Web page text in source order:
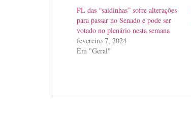
PL das “saidinhas” sofre alterações
para passar no Senado e pode ser
votado no plenário nesta semana
fevereiro 7, 2024
Em "Geral"